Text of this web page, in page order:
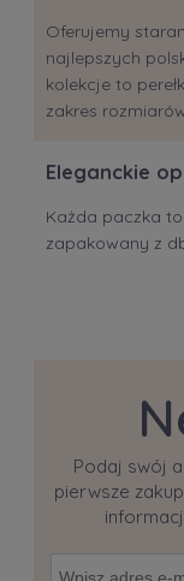
Oferujemy
najlepszych
kolekcje to
zakres
Eleganckie
Każda paczka
zapakowany z
Podaj swój
pierwsze